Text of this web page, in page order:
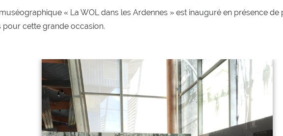
« La WOL dans les Ardennes » est inauguré en présence
pour cette grande occasion.